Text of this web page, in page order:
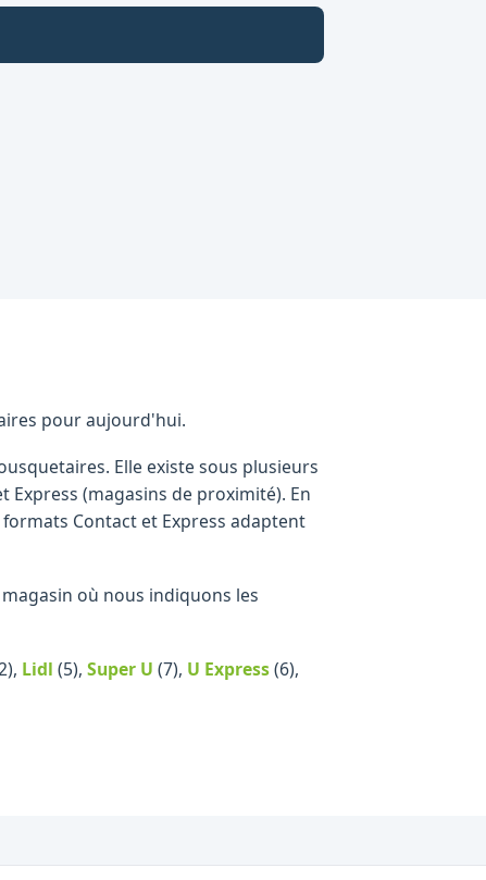
pour aujourd'hui.
Elle existe sous plusieurs
(magasins de proximité). En
Contact et Express adaptent
où nous indiquons les
, Lidl (5), Super U (7), U Express(6),